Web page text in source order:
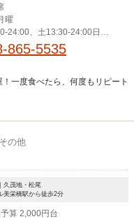
曜
24:00、土13:30-24:00日1
なくなり次第終了
865-5535
一度食べたら、何度もリピート
の他
久茂地・松尾
美栄橋駅から徒歩2分
算 2,000円台